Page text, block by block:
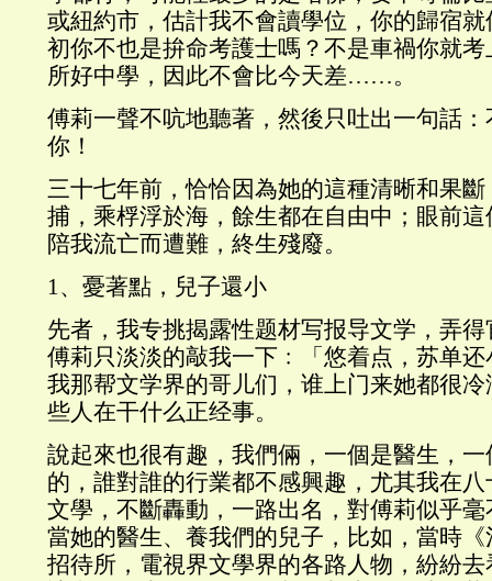
或紐約市，估計我不會讀學位，你的歸宿
初你不也是拚命考護士嗎？不是車禍你就
所好中學，因此不會比今天差……。
傅莉一聲不吭地聽著，然後只吐出一句話
你！
三十七年前，恰恰因為她的這種清晰和果
捕，乘桴浮於海，餘生都在自由中；眼前
陪我流亡而遭難，終生殘廢。
1、憂著點，兒子還小
先者，我专挑揭露性题材写报导文学，弄
傅莉只淡淡的敲我一下﹕「悠着点，苏单
我那帮文学界的哥儿们，谁上门来她都很
些人在干什么正经事。
說起來也很有趣，我們倆，一個是醫生，
的，誰對誰的行業都不感興趣，尤其我在
文學，不斷轟動，一路出名，對傅莉似乎
當她的醫生、養我們的兒子，比如，當時
招待所，電視界文學界的各路人物，紛紛